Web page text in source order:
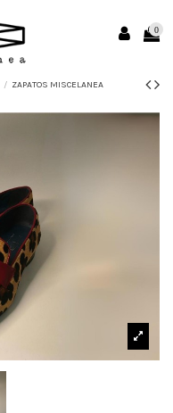
0
ZAPATOS MISCELANEA